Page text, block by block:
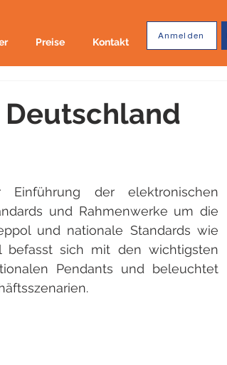
Preise Kontakt
Anmelden
Deutschland
der elektronischen
und Rahmenwerke um die
und nationale Standards wie
befasst sich mit den wichtigsten
Pendants und beleuchtet